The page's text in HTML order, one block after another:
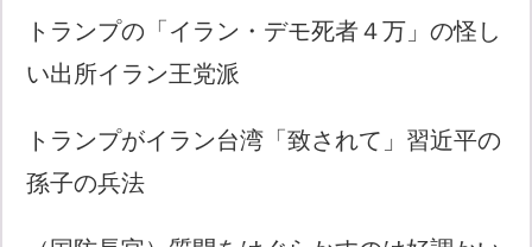
トランプの「イラン・デモ死者４万」の怪し
い出所イラン王党派
トランプがイラン台湾「致されて」習近平の
孫子の兵法